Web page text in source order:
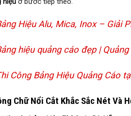
Hiệu Alu, Mica, Inox – Giải
hiệu quảng cáo đẹp | Quảng
Công Bảng Hiệu Quảng Cáo
Chữ Nổi Cắt Khắc Sắc Nét Và